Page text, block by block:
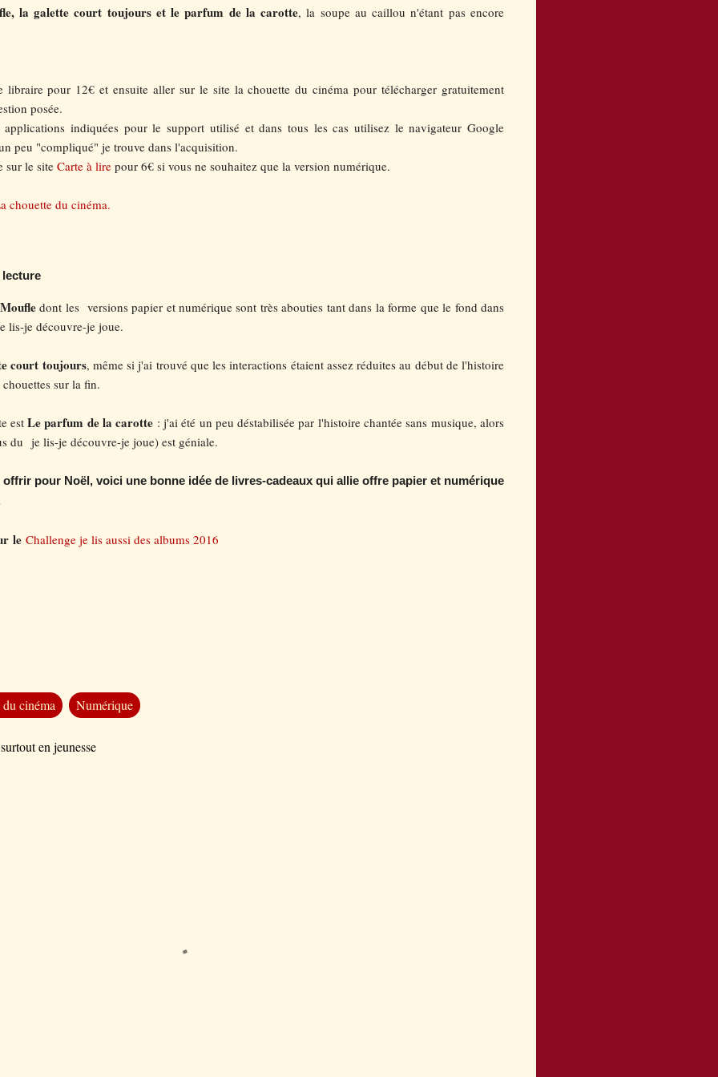
la galette court toujours et le parfum de la carotte, la soupe au caillou n'étant pas encore
libraire pour 12€ et ensuite aller sur le site la chouette du cinéma pour télécharger gratuitement
posée.
indiquées pour le support utilisé et dans tous les cas utilisez le navigateur Google
peu "compliqué" je trouve dans l'acquisition.
sur le site Carte à lire pour 6€ si vous ne souhaitez que la version numérique.
chouette du cinéma.
lecture
dont les versions papier et numérique sont très abouties tant dans la forme que le fond dans
lis-je découvre-je joue.
court toujours, même si j'ai trouvé que les interactions étaient assez réduites au début de l'histoire
sur la fin.
estLe parfum de la carotte : j'ai été un peu déstabilisée par l'histoire chantée sans musique, alors
du je lis-je découvre-je joue) est géniale.
pour Noël, voici une bonne idée de livres-cadeaux qui allie offre papier et numérique
le Challenge je lis aussi des albums 2016
cinéma Numérique
en jeunesse